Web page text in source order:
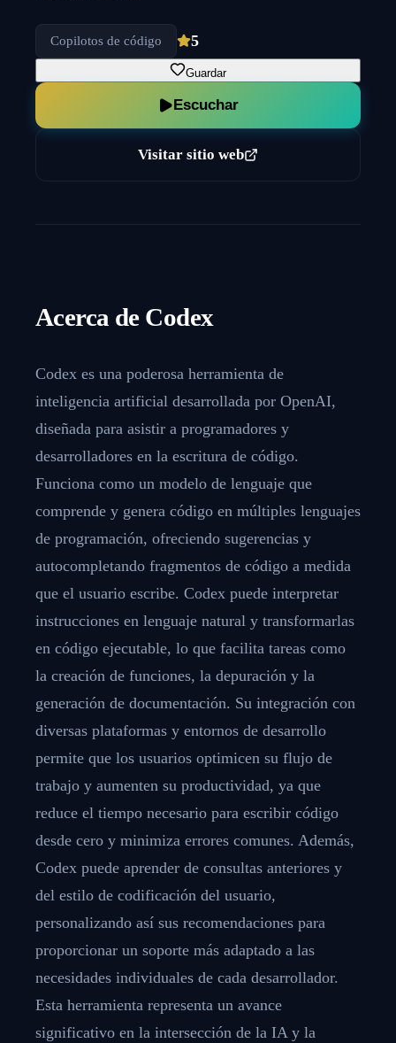
Copilotos de código 5
Guardar
Escuchar
Visitar sitio web
Acerca de Codex
Codex es una poderosa herramienta de
inteligencia artificial desarrollada por OpenAI,
diseñada para asistir a programadores y
desarrolladores en la escritura de código.
Funciona como un modelo de lenguaje que
comprende y genera código en múltiples lenguajes
de programación, ofreciendo sugerencias y
autocompletando fragmentos de código a medida
que el usuario escribe. Codex puede interpretar
instrucciones en lenguaje natural y transformarlas
en código ejecutable, lo que facilita tareas como
la creación de funciones, la depuración y la
generación de documentación. Su integración con
diversas plataformas y entornos de desarrollo
permite que los usuarios optimicen su flujo de
trabajo y aumenten su productividad, ya que
reduce el tiempo necesario para escribir código
desde cero y minimiza errores comunes. Además,
Codex puede aprender de consultas anteriores y
del estilo de codificación del usuario,
personalizando así sus recomendaciones para
proporcionar un soporte más adaptado a las
necesidades individuales de cada desarrollador.
Esta herramienta representa un avance
significativo en la intersección de la IA y la